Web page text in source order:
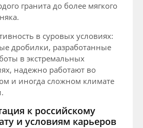
гранита до более мягкого
в суровых условиях:
дробилки, разработанные
в экстремальных
надежно работают во
и иногда сложном климате
к российскому
и условиям карьеров